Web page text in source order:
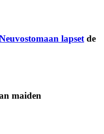
lapsetde
maiden